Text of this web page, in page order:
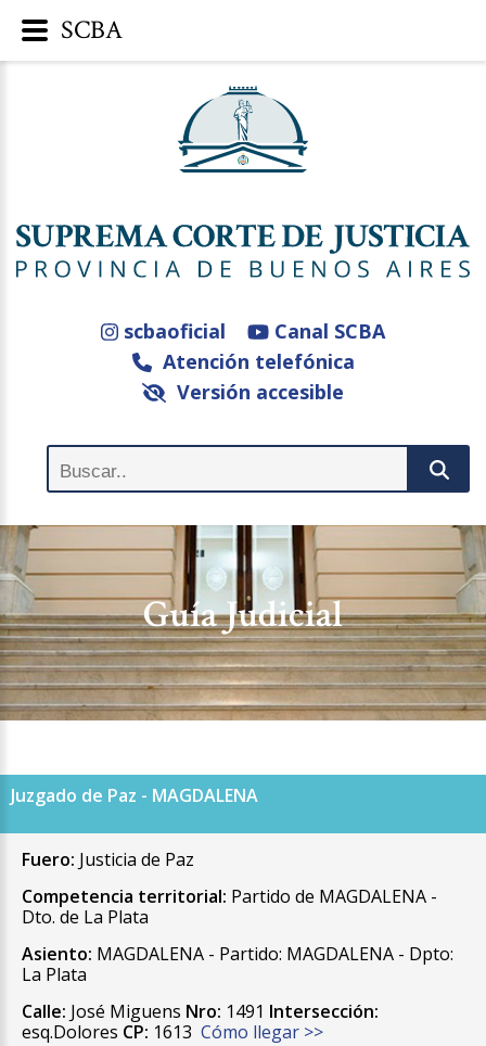
scbaoficial
Canal SCBA
Atención telefónica
Versión accesible
Guía Judicial
Juzgado de Paz - MAGDALENA
Fuero: Justicia de Paz
Competencia territorial: Partido de MAGDALENA -
Dto. de La Plata
Asiento: MAGDALENA - Partido: MAGDALENA - Dpto:
La Plata
Calle: José Miguens Nro: 1491 Intersección:
esq.Dolores CP: 1613 Cómo llegar >>
SCBA